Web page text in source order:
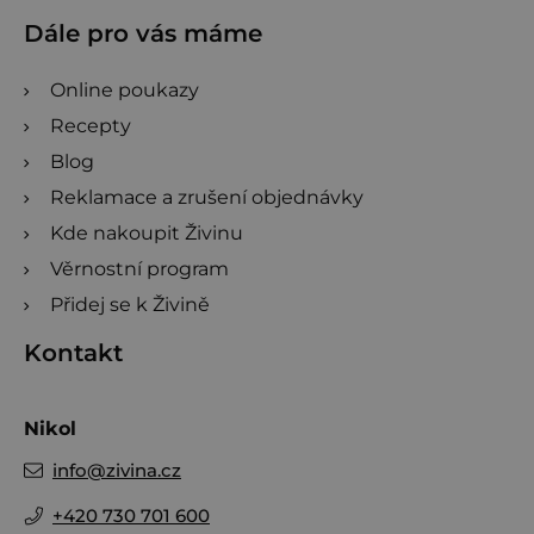
Dále pro vás máme
Online poukazy
Recepty
Blog
Reklamace a zrušení objednávky
Kde nakoupit Živinu
Věrnostní program
Přidej se k Živině
Kontakt
Nikol
info@zivina.cz
+420 730 701 600